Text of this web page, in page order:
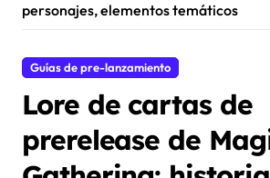
personajes, elementos temáticos
Guías de pre-lanzamiento
Lore de cartas de
prerelease de